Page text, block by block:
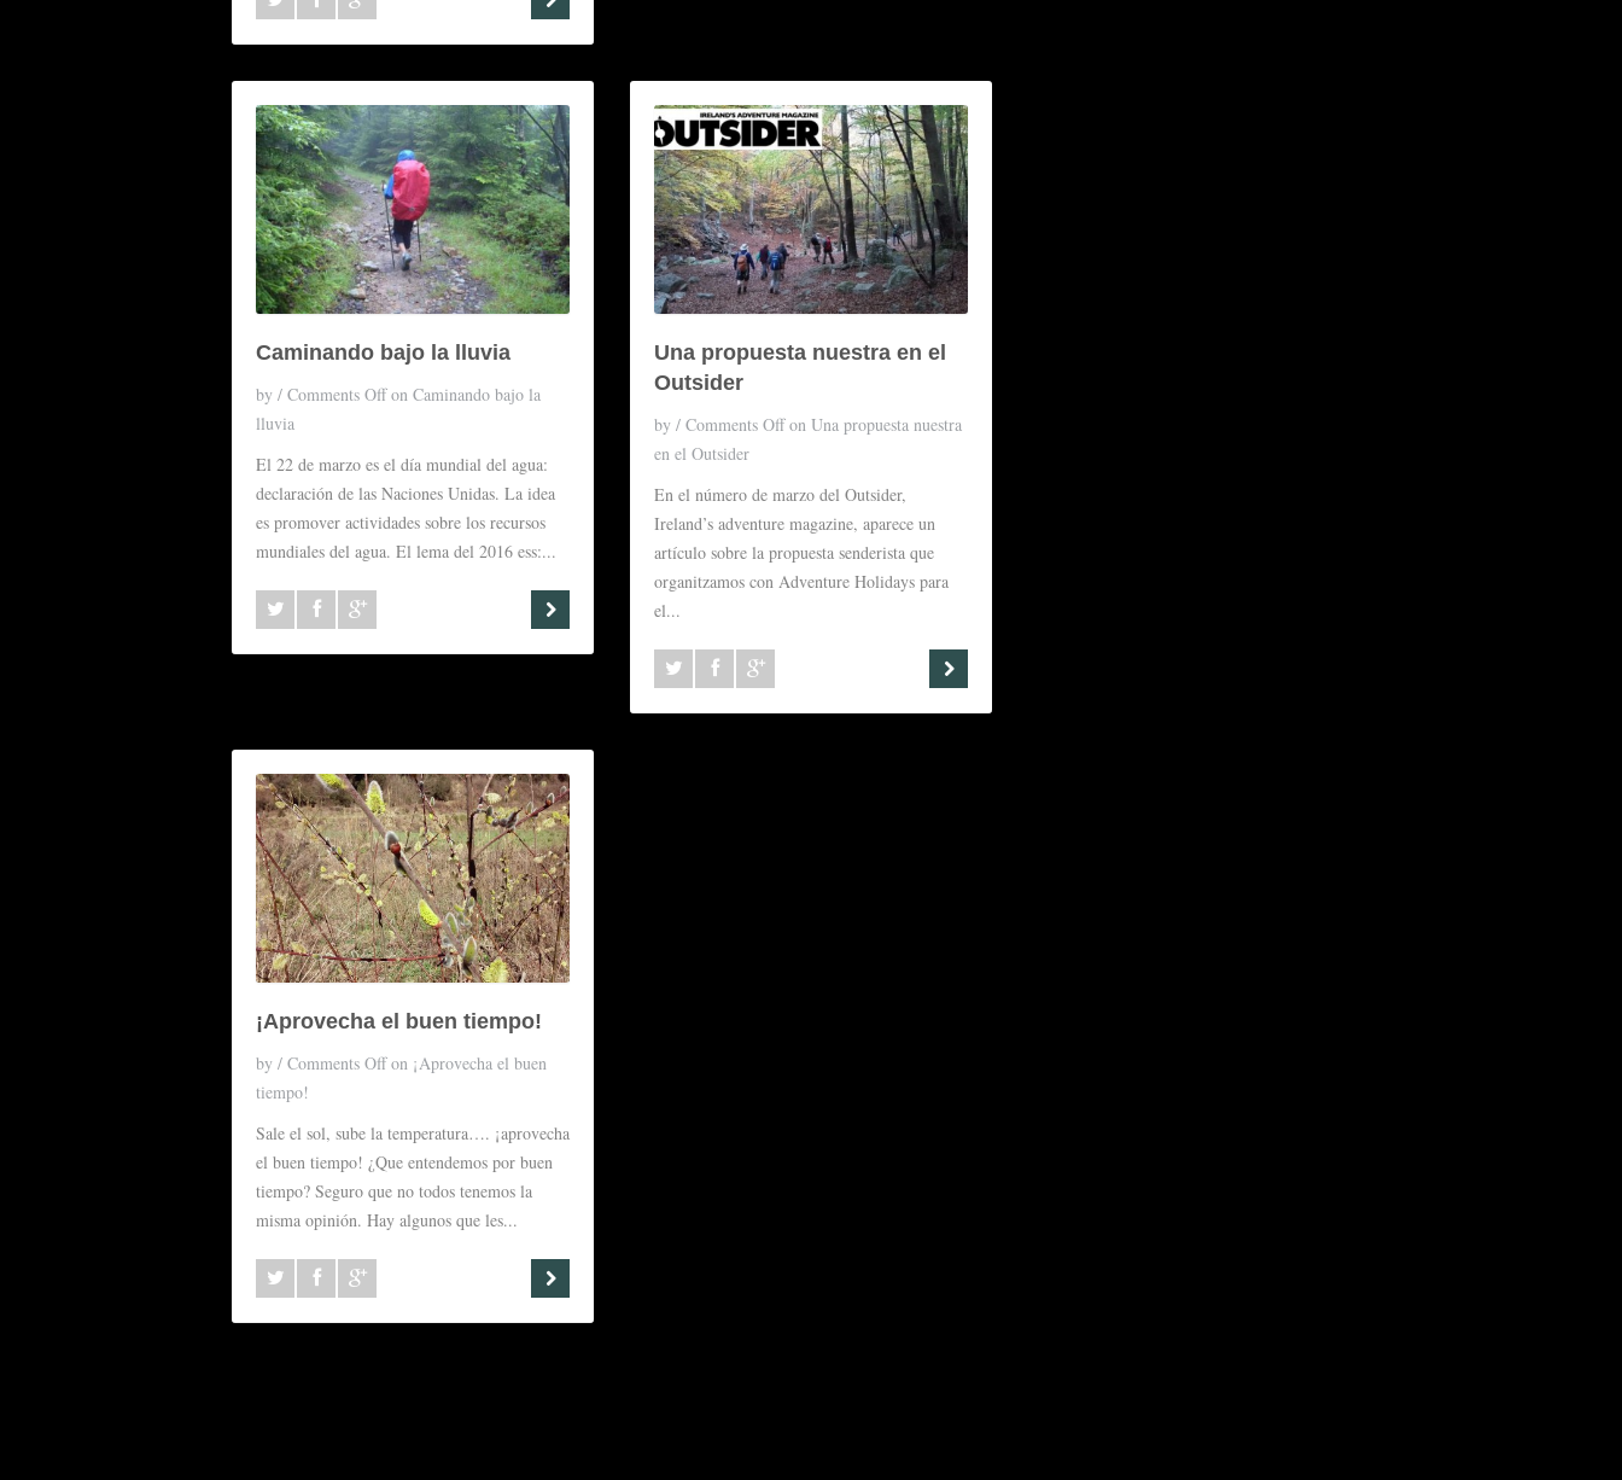
Caminando bajo la lluvia
by / Comments Offon Caminando bajo la
lluvia
El 22 de marzo es el día mundial del agua:
declaración de las Naciones Unidas. La idea
es promover actividades sobre los recursos
mundiales del agua. El lema del 2016 ess:...
Una propuesta nuestra en el
Outsider
by / Comments Offon Una propuesta nuestra
en el Outsider
En el número de marzo del Outsider,
Ireland’s adventure magazine, aparece un
artículo sobre la propuesta senderista que
organitzamos con Adventure Holidays para
el...
¡Aprovecha el buen tiempo!
by / Comments Offon ¡Aprovecha el buen
tiempo!
Sale el sol, sube la temperatura…. ¡aprovecha
el buen tiempo! ¿Que entendemos por buen
tiempo? Seguro que no todos tenemos la
misma opinión. Hay algunos que les...